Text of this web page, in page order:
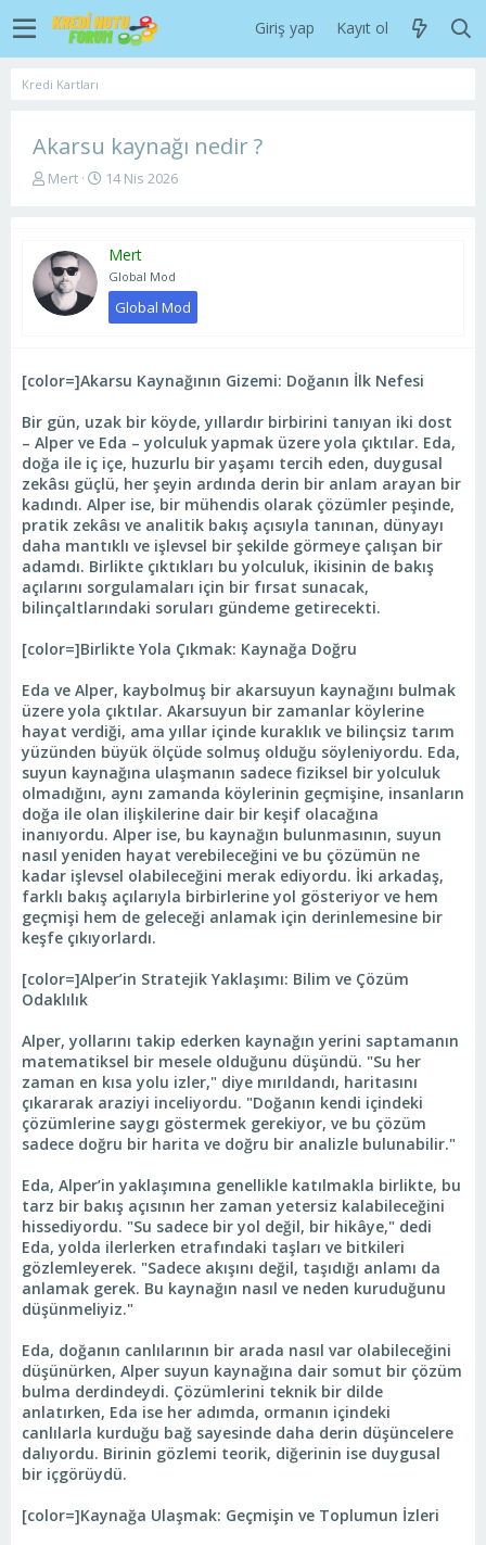
Giriş yap Kayıt ol
Kredi Kartları
Akarsu kaynağı nedir ?
K
y
u
b
a
a
t
n
Mert
B
a
n
g
r
h
i
14 Nis 2026
Mert
Global Mod
Global Mod
[color=]Akarsu Kaynağının Gizemi: Doğanın İlk Nefesi
Bir gün, uzak bir köyde, yıllardır birbirini tanıyan iki dost
– Alper ve Eda – yolculuk yapmak üzere yola çıktılar. Eda,
doğa ile iç içe, huzurlu bir yaşamı tercih eden, duygusal
zekâsı güçlü, her şeyin ardında derin bir anlam arayan bir
kadındı. Alper ise, bir mühendis olarak çözümler peşinde,
pratik zekâsı ve analitik bakış açısıyla tanınan, dünyayı
daha mantıklı ve işlevsel bir şekilde görmeye çalışan bir
adamdı. Birlikte çıktıkları bu yolculuk, ikisinin de bakış
açılarını sorgulamaları için bir fırsat sunacak,
bilinçaltlarındaki soruları gündeme getirecekti.
[color=]Birlikte Yola Çıkmak: Kaynağa Doğru
Eda ve Alper, kaybolmuş bir akarsuyun kaynağını bulmak
üzere yola çıktılar. Akarsuyun bir zamanlar köylerine
hayat verdiği, ama yıllar içinde kuraklık ve bilinçsiz tarım
yüzünden büyük ölçüde solmuş olduğu söyleniyordu. Eda,
suyun kaynağına ulaşmanın sadece fiziksel bir yolculuk
olmadığını, aynı zamanda köylerinin geçmişine, insanların
doğa ile olan ilişkilerine dair bir keşif olacağına
inanıyordu. Alper ise, bu kaynağın bulunmasının, suyun
nasıl yeniden hayat verebileceğini ve bu çözümün ne
kadar işlevsel olabileceğini merak ediyordu. İki arkadaş,
farklı bakış açılarıyla birbirlerine yol gösteriyor ve hem
geçmişi hem de geleceği anlamak için derinlemesine bir
keşfe çıkıyorlardı.
[color=]Alper’in Stratejik Yaklaşımı: Bilim ve Çözüm
Odaklılık
Alper, yollarını takip ederken kaynağın yerini saptamanın
matematiksel bir mesele olduğunu düşündü. "Su her
zaman en kısa yolu izler," diye mırıldandı, haritasını
çıkararak araziyi inceliyordu. "Doğanın kendi içindeki
çözümlerine saygı göstermek gerekiyor, ve bu çözüm
sadece doğru bir harita ve doğru bir analizle bulunabilir."
Eda, Alper’in yaklaşımına genellikle katılmakla birlikte, bu
tarz bir bakış açısının her zaman yetersiz kalabileceğini
hissediyordu. "Su sadece bir yol değil, bir hikâye," dedi
Eda, yolda ilerlerken etrafındaki taşları ve bitkileri
gözlemleyerek. "Sadece akışını değil, taşıdığı anlamı da
anlamak gerek. Bu kaynağın nasıl ve neden kuruduğunu
düşünmeliyiz."
Eda, doğanın canlılarının bir arada nasıl var olabileceğini
düşünürken, Alper suyun kaynağına dair somut bir çözüm
bulma derdindeydi. Çözümlerini teknik bir dilde
anlatırken, Eda ise her adımda, ormanın içindeki
canlılarla kurduğu bağ sayesinde daha derin düşüncelere
dalıyordu. Birinin gözlemi teorik, diğerinin ise duygusal
bir içgörüydü.
[color=]Kaynağa Ulaşmak: Geçmişin ve Toplumun İzleri